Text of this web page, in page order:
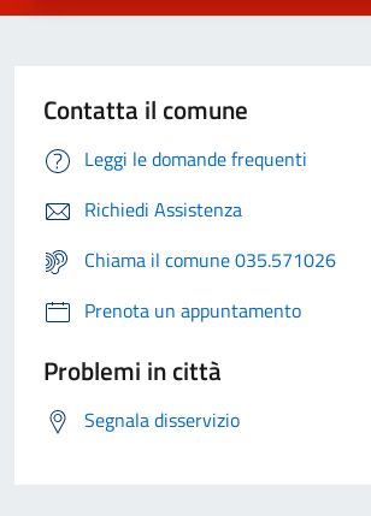
Contatta il comune
Leggi le domande frequenti
Richiedi Assistenza
Chiama il comune 035.571026
Prenota un appuntamento
Problemi in città
Segnala disservizio